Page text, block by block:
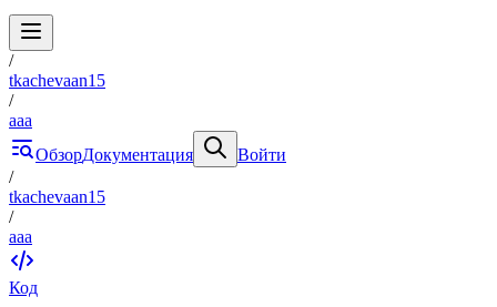
/
tkachevaan15
/
aaa
ОбзорДокументация
Войти
/
tkachevaan15
/
aaa
Код